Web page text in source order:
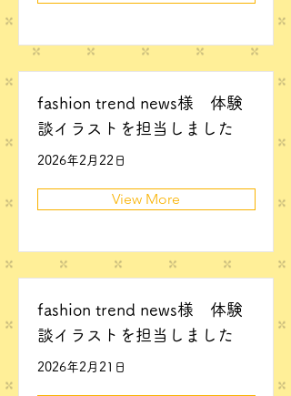
fashion trend news様 体験
談イラストを担当しました
2026年2月22日
View More
fashion trend news様 体験
談イラストを担当しました
2026年2月21日